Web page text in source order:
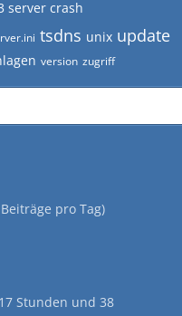
server crash
tsdns unix update
version zugriff
pro Tag)
Stunden und 38